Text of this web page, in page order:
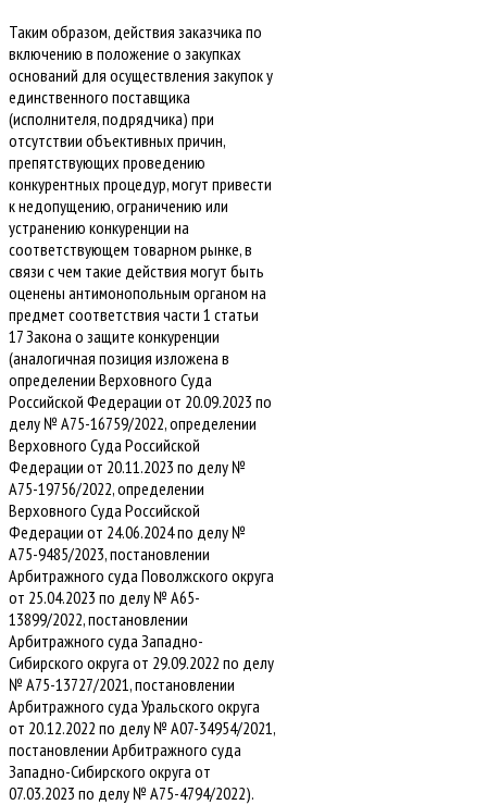
Таким образом, действия заказчика по
включению в положение о закупках
оснований для осуществления закупок у
единственного поставщика
(исполнителя, подрядчика) при
отсутствии объективных причин,
препятствующих проведению
конкурентных процедур, могут привести
к недопущению, ограничению или
устранению конкуренции на
соответствующем товарном рынке, в
связи с чем такие действия могут быть
оценены антимонопольным органом на
предмет соответствия части 1 статьи
17 Закона о защите конкуренции
(аналогичная позиция изложена в
определении Верховного Суда
Российской Федерации от 20.09.2023 по
делу № А75-16759/2022, определении
Верховного Суда Российской
Федерации от 20.11.2023 по делу №
А75-19756/2022, определении
Верховного Суда Российской
Федерации от 24.06.2024 по делу №
А75-9485/2023, постановлении
Арбитражного суда Поволжского округа
от 25.04.2023 по делу № А65-
13899/2022, постановлении
Арбитражного суда Западно-
Сибирского округа от 29.09.2022 по делу
№ А75-13727/2021, постановлении
Арбитражного суда Уральского округа
от 20.12.2022 по делу № А07-34954/2021,
постановлении Арбитражного суда
Западно-Сибирского округа от
07.03.2023 по делу № А75-4794/2022).